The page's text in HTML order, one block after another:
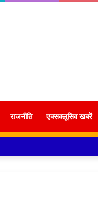
राजनीति एक्सक्लूसिव खबरें